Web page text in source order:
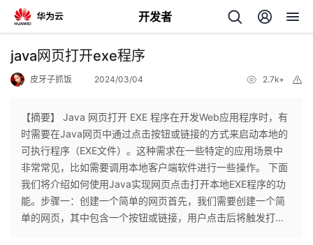
开发者
返
个
人
我
java网页打开exe程序
皮牙子抓饭 2024/03/04 2.7k+
【摘要】 Java 网页打开 EXE 程序在开发Web应用程序时，有
时需要在Java网页中通过点击按钮或链接的方式来启动本地的
可执行程序（EXE文件）。这种需求在一些特定的应用场景中
非常常见，比如需要调用本地客户端软件进行一些操作。 下面
我们将介绍如何使用Java实现网页点击打开本地EXE程序的功
能。步骤一：创建一个简单的网页首先，我们需要创建一个简
单的网页，其中包含一个按钮或链接，用户点击后将触发打...